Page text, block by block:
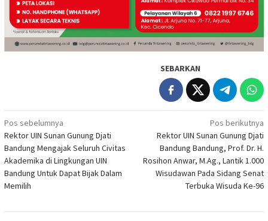
SEBARKAN
Navigasi
pos
Pos sebelumnya
Rektor UIN Sunan Gunung Djati
Bandung Mengajak Seluruh Civitas
Akademika di Lingkungan UIN
Bandung Untuk Dapat Bijak Dalam
Memilih
Pos berikutnya
Rektor UIN Sunan Gunung Djati
Bandung Bandung, Prof. Dr. H.
Rosihon Anwar, M.Ag., Lantik 1.000
Wisudawan Pada Sidang Senat
Terbuka Wisuda Ke-96